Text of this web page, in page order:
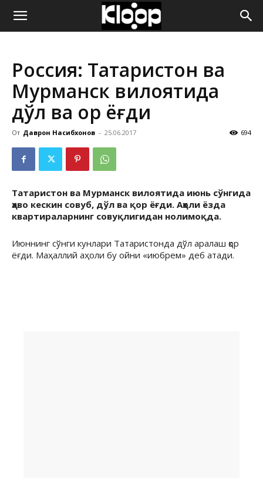
ҚИРҒИЗИСТОН
ЯНГИЛИКЛАРИ
Россия: Татаристон ва
Мурманск вилоятида
дўл ва қор ёғди
От Даврон Насибхонов - 25.06.2017 694
Татаристон ва Мурманск вилоятида июнь сўнгида
ҳаво кескин совуб, дўл ва қор ёғди. Аҳоли ёзда
квартираларнинг совуқлигидан нолимоқда.
Июннинг сўнги кунлари Татаристонда дўл аралаш қор
ёғди. Маҳаллий аҳоли бу ойни «июбрем» деб атади.